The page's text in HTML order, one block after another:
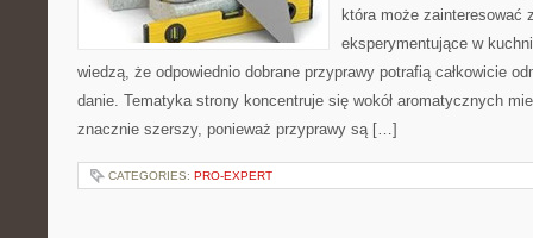
która może zainteresować
eksperymentujące w
wiedzą, że odpowiednio dobrane przyprawy potrafią całkowicie
danie. Tematyka strony koncentruje się wokół aromatycznych
znacznie szerszy, ponieważ przyprawy są […]
CATEGORIES: PRO-EXPERT